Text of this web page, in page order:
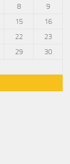
8
9
15
16
22
23
29
30